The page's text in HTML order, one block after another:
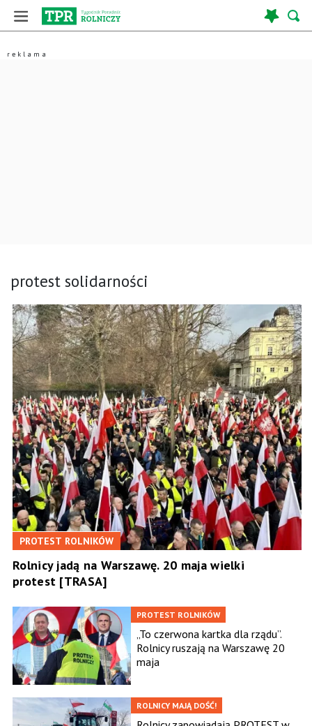
protest solidarności
PROTEST ROLNIKÓW
Rolnicy jadą na Warszawę. 20 maja wielki
protest [TRASA]
PROTEST ROLNIKÓW
„To czerwona kartka dla rządu”.
Rolnicy ruszają na Warszawę 20
maja
ROLNICY MAJĄ DOŚĆ!